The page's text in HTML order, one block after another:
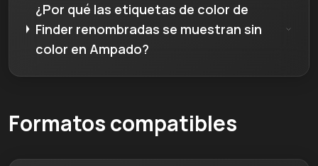
¿Por qué las etiquetas de color de
Finder renombradas se muestran sin
color en Ampado?
Formatos compatibles